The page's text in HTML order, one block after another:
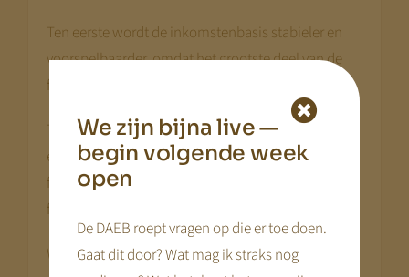
Ten eerste wordt de inkomstenbasis stabieler en
voorspelbaarder, omdat het grootste deel van de
financiering publiek wordt uitgekeerd.
Ten tweede verandert de relatie tussen organisatie
en overheid. Waar de overheid voorheen indirect
financier was via ouders, wordt zij nu directe
financier van de organisatie.
Wanneer publieke middelen rechtstreeks naar
We zijn bijna live —
begin volgende week
open
De DAEB roept vragen op die er toe doen.
Gaat dit door? Wat mag ik straks nog